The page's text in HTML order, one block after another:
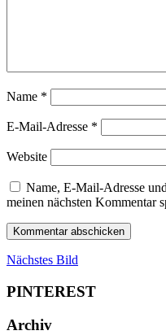
Name *
E-Mail-Adresse *
Website
Name, E-Mail-Adresse
meinen nächsten Kommentar
Nächstes Bild
PINTEREST
Archiv